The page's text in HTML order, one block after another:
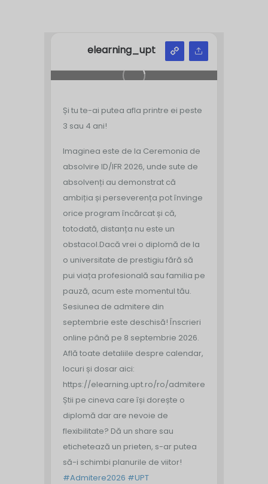
elearning_upt
Și tu te-ai putea afla printre ei peste
3 sau 4 ani!
Imaginea este de la Ceremonia de
absolvire ID/IFR 2026, unde sute de
absolvenți au demonstrat că
ambiția și perseverența pot învinge
orice program încărcat și că,
totodată, distanța nu este un
obstacol.Dacă vrei o diplomă de la
o universitate de prestigiu fără să
pui viața profesională sau familia pe
pauză, acum este momentul tău.
Sesiunea de admitere din
septembrie este deschisă! Înscrieri
online până pe 8 septembrie 2026.
Află toate detaliile despre calendar,
locuri și dosar aici:
https://elearning.upt.ro/ro/admitere/
Știi pe cineva care își dorește o
diplomă dar are nevoie de
flexibilitate? Dă un share sau
etichetează un prieten, s-ar putea
să-i schimbi planurile de viitor!
#Admitere2026 #UPT